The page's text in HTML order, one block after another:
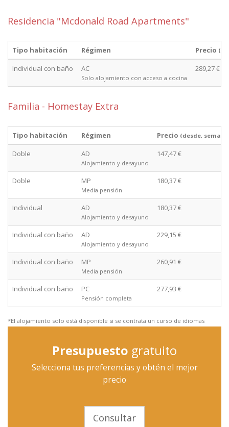
Residencia "Mcdonald Road Apartments"
Tipo habitación Régimen Precio
Individual con baño AC
Solo alojamiento con acceso a cocina
289,27 €
Familia - Homestay Extra
Tipo habitación Régimen Precio (desde,
Doble AD
Alojamiento y desayuno
147,47 €
Doble MP
Media pensión
180,37 €
Individual AD
Alojamiento y desayuno
180,37 €
Individual con baño AD
Alojamiento y desayuno
229,15 €
Individual con baño MP
Media pensión
260,91 €
Individual con baño PC
Pensión completa
277,93 €
*El alojamiento solo está disponible si se contrata un curso de idiomas
Presupuesto gratuito
Selecciona tus preferencias y obtén el mejor
precio
Consultar